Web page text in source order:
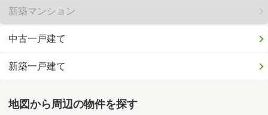
新築マンション
中古一戸建て
新築一戸建て
地図から周辺の物件を探す